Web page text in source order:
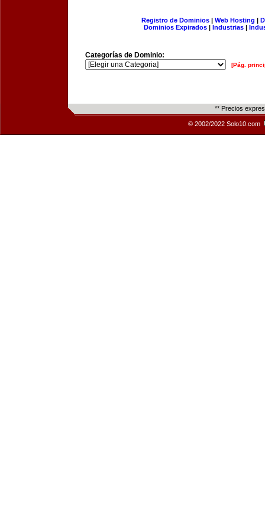
Registro de Dominios| Web Hosting |
Dominios Expirados | Industrias |
Categorías de Dominio:
[Pág.
** Precios
© 2002/2022 Solo10.com